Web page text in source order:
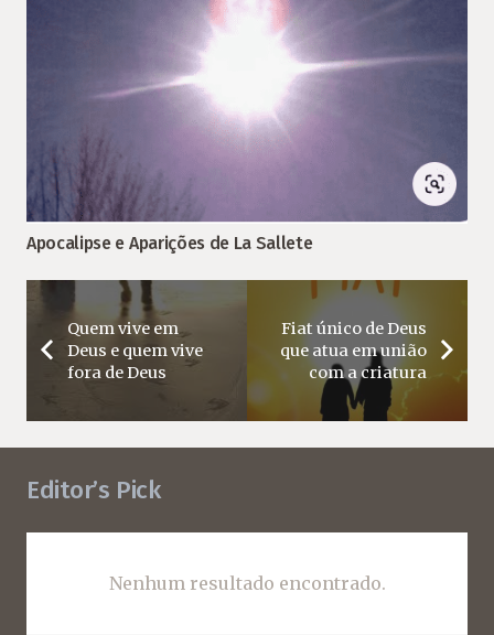
Apocalipse e Aparições de La Sallete
Quem vive em
Deus e quem vive
fora de Deus
Fiat único de Deus
que atua em união
com a criatura
Editor’s Pick
Nenhum resultado encontrado.